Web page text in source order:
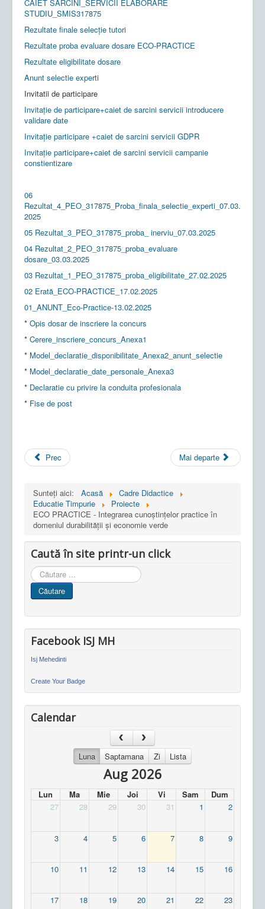
CAIET SARCINI_SERVICII ELABORARE
STUDIU_SMIS317875
Rezultate finale selecție tutori
Rezultate proba evaluare dosare ECO-PRACTICE
Rezultate eligibilitate dosare
Anunt selectie experti
Invitatii de participare
Invitație de participare+caiet de sarcini servicii introducere
validare date
Invitație participare +caiet de sarcini servicii GDPR
Invitație participare+caiet de sarcini servicii campanie
constientizare
06
Rezultat_4_PEO_317875_Proba_finala_selectie_experti_07.03.
2025
05 Rezultat_3_PEO_317875_proba_ inerviu_07.03.2025
04 Rezultat_2_PEO_317875_proba_evaluare
dosare_03.03.2025
03 Rezultat_1_PEO_317875_proba_eligibilitate_27.02.2025
02 Erată_ECO-PRACTICE_17.02.2025
01_ANUNT_Eco-Practice-13.02.2025
* Opis dosar de inscriere la concurs
* Cerere_inscriere_concurs_Anexa1
* Model_declaratie_disponibilitate_Anexa2_anunt_selectie
* Model_declaratie_date_personale_Anexa3
* Declaratie cu privire la conduita profesionala
* Fise de post
Prec Mai departe
Sunteți aici: Acasă
Cadre Didactice
Educatie Timpurie
Proiecte
ECO PRACTICE - Integrarea cunoștințelor practice în
domeniul durabilității și economie verde
Caută în site printr-un click
Cauta
in
site
Căutare
Facebook ISJ MH
Isj Mehedinti
Create Your Badge
Calendar
Luna Saptamana Zi Lista
Aug 2026
Lun Ma Mie Joi Vi Sam
Dum
27
28 29 30 31 1 2
3 4 5 6 7 8 9
10 11 12 13 14 15 16
17 18 19 20 21 22 23